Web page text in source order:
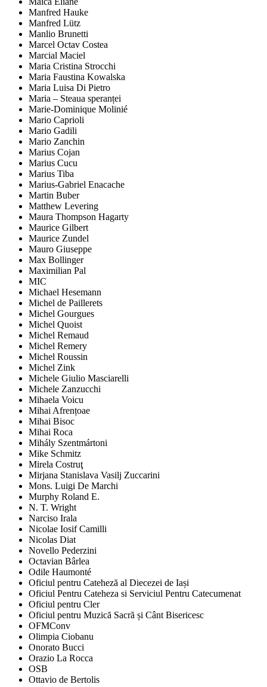
Manfred Hauke
Manfred Lütz
Manlio Brunetti
Marcel Octav Costea
Marcial Maciel
Maria Cristina Strocchi
Maria Faustina Kowalska
Maria Luisa Di Pietro
Maria – Steaua speranței
Marie-Dominique Molinié
Mario Caprioli
Mario Gadili
Mario Zanchin
Marius Cojan
Marius Cucu
Marius Tiba
Marius-Gabriel Enacache
Martin Buber
Matthew Levering
Maura Thompson Hagarty
Maurice Gilbert
Maurice Zundel
Mauro Giuseppe
Max Bollinger
Maximilian Pal
MIC
Michael Hesemann
Michel de Paillerets
Michel Gourgues
Michel Quoist
Michel Remaud
Michel Remery
Michel Roussin
Michel Zink
Michele Giulio Masciarelli
Michele Zanzucchi
Mihaela Voicu
Mihai Afrențoae
Mihai Bisoc
Mihai Roca
Mihály Szentmártoni
Mike Schmitz
Mirela Costruţ
Mirjana Stanislava Vasilj Zuccarini
Mons. Luigi De Marchi
Murphy Roland E.
N. T. Wright
Narciso Irala
Nicolae Iosif Camilli
Nicolas Diat
Novello Pederzini
Octavian Bârlea
Odile Haumonté
Oficiul pentru Cateheză al Diecezei de Iași
Oficiul Pentru Cateheza si Serviciul Pentru Catecumenat
Oficiul pentru Cler
Oficiul pentru Muzică Sacră și Cânt Bisericesc
OFMConv
Olimpia Ciobanu
Onorato Bucci
Orazio La Rocca
OSB
Ottavio de Bertolis